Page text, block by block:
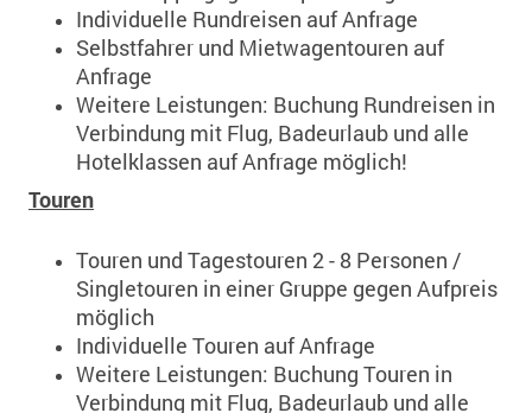
Individuelle Rundreisen auf Anfrage
Selbstfahrer und Mietwagentouren auf
Anfrage
Weitere Leistungen: Buchung Rundreisen in
Verbindung mit Flug, Badeurlaub und alle
Hotelklassen auf Anfrage möglich!
Touren
Touren und Tagestouren 2 - 8 Personen /
Singletouren in einer Gruppe gegen Aufpreis
möglich
Individuelle Touren auf Anfrage
Weitere Leistungen: Buchung Touren in
Verbindung mit Flug, Badeurlaub und alle